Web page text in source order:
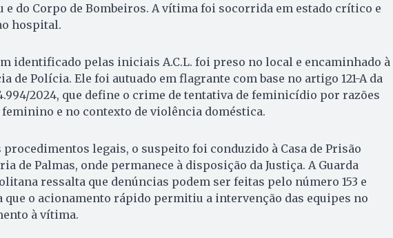
e do Corpo de Bombeiros. A vítima foi socorrida em estado crítico e
hospital.
identificado pelas iniciais A.C.L. foi preso no local e encaminhado à
de Polícia. Ele foi autuado em flagrante com base no artigo 121-A da
2024, que define o crime de tentativa de feminicídio por razões
feminino e no contexto de violência doméstica.
procedimentos legais, o suspeito foi conduzido à Casa de Prisão
de Palmas, onde permanece à disposição da Justiça. A Guarda
ressalta que denúncias podem ser feitas pelo número 153 e
que o acionamento rápido permitiu a intervenção das equipes no
à vítima.